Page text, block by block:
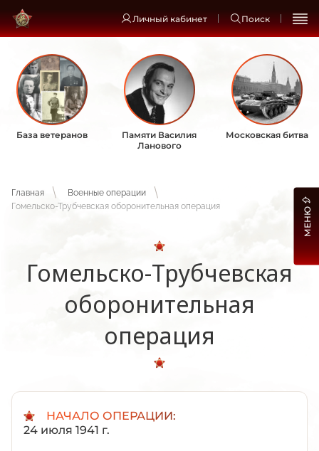
Личный кабинет Поиск
База ветеранов
Памяти Василия
Ланового
Московская битва
Главная
Военные операции
Гомельско-Трубчевская оборонительная операция
Гомельско-Трубчевская
оборонительная
операция
НАЧАЛО ОПЕРАЦИИ:
24 июля 1941 г.
МЕНЮ